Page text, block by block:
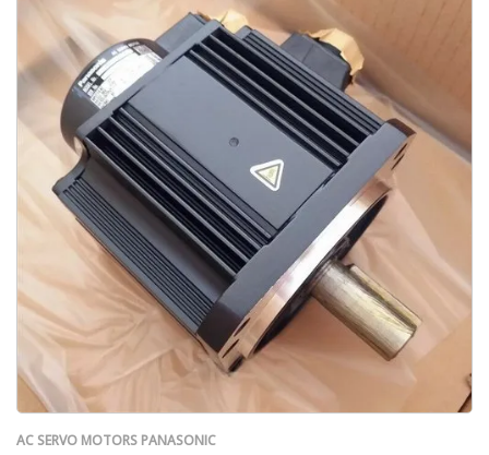
AC SERVO MOTORS PANASONIC